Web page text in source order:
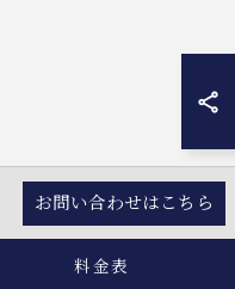
お問い合わせはこちら
料金表